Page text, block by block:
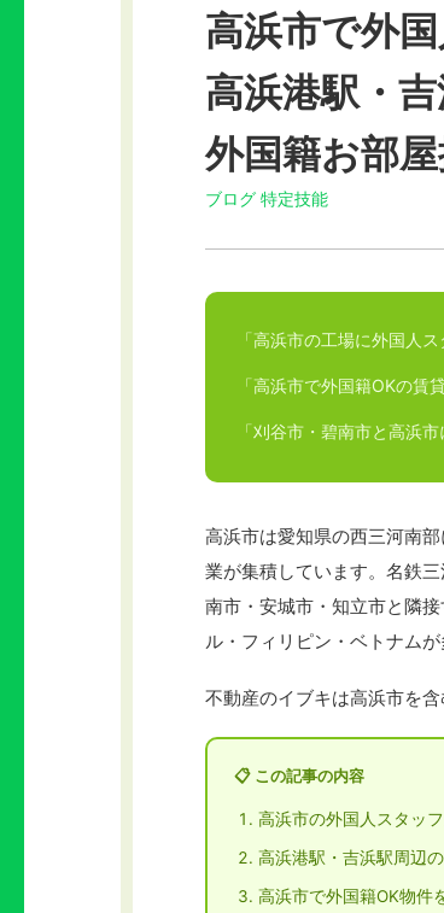
高浜市で外
高浜港駅・
外国籍お部
ブログ 特定技能
「高浜市の工場に外国人ス
「高浜市で外国籍OKの賃
「刈谷市・碧南市と高浜市
高浜市は愛知県の西三河南
業が集積しています。名鉄
南市・安城市・知立市と隣
ル・フィリピン・ベトナム
不動産のイブキは高浜市を
📋 この記事の内容
高浜市の外国人スタッ
高浜港駅・吉浜駅周辺
高浜市で外国籍OK物件